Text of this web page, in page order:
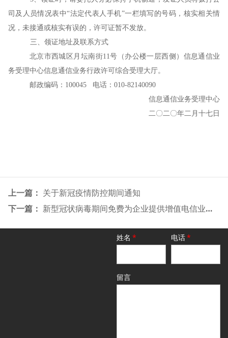
司及人员情况表中“法定代表人手机”一栏填写的号码，核实相关情
况，未接通或核实有误的，许可证暂不发放。
三、领证地址及联系方式
北京市西城区月坛南街11号（办公楼一层西侧）信息通信业
务受理中心信息通信业务行政许可综合受理大厅。
邮政编码： 100045 电话： 010-82140090
信息通信业务受理中心
二〇二〇年二月十七日
上一篇： 关于新冠疫情防控期间通知
下一篇： 新型冠状病毒期间免费为企业提供增值电信业务资质领取服务
姓名 * 电话*
留言